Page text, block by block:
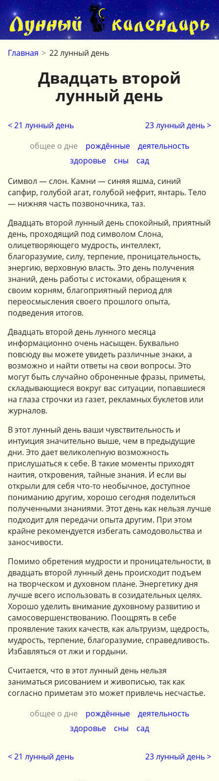
Главная > 22 лунный день
Двадцать второй
лунный день
< 21 лунный день
23 лунный день >
общее о дне
рождённые
деятельность
здоровье
сны
сад
Символ — слон. Камни — синяя яшма, синий
сапфир, голубой агат, го­лубой нефрит, янтарь. Тело
— нижняя часть позвоночника, таз.
Двадцать второй лунный день спокойный, приятный
день, проходящий под символом Слона,
олицетворяющего мудрость, интеллект,
благоразумие, силу, терпение, проницательность,
энергию, верховную власть. Это день получения
знаний, день работы с истоками, обращения к
своим корням, благоприятный период для
переосмысления своего прошлого опыта,
подведения итогов.
Двадцать второй день лунного месяца
информационно очень насыщен. Буквально
повсюду вы можете увидеть различные знаки, а
возможно и найти ответы на свои вопросы. Это
могут быть случайно оброненные фразы, приметы,
складывающиеся вокруг вас ситуации, попавшиеся
на глаза строчки из газет, рекламных буклетов или
журналов.
В этот лунный день ваши чувствительность и
интуиция значительно выше, чем в предыдущие
дни. Это дает великолепную возможность
прислушаться к себе. В такие моменты приходят
наития, откровения, тайные знания. И если вы
открыли для себя что-то необычное, доступное
пониманию другим, хорошо сегодня поделиться
полученными знаниями. Этот день как нельзя лучше
подходит для передачи опыта другим. При этом
крайне рекомендуется избегать самодовольства и
заносчивости.
Помимо обретения мудрости и проницательности, в
двадцать второй лунный день происходит подъем
на творческом и духовном плане. Энергетику дня
лучше всего использовать в созидательных целях.
Хорошо уделить внимание духовному развитию и
самосовершенствованию. Поощрять в себе
проявление таких качеств, как альтруизм, щедрость,
мудрость, терпение, благоразумие, справедливость.
Избавляться от лжи и гордыни.
Считается, что в этот лунный день нельзя
заниматься рисованием и живописью, так как
согласно приметам это может привлечь несчастье.
общее о дне
рождённые
деятельность
здоровье
сны сад
< 21 лунный день 23 лунный день >